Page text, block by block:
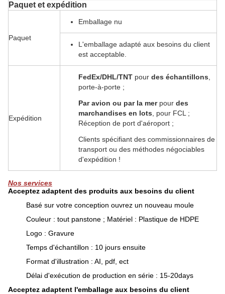
Paquet et expédition
Paquet
Emballage nu
L'emballage adapté aux besoins du client
est acceptable.
Expédition
FedEx/DHL/TNT pour des échantillons
porte-à-porte ;
Par avion ou par la merpour des
marchandises en lots , pour FCL ;
Réception de port d'aéroport ;
Clients spécifiant des commissionnaires de
transport ou des méthodes négociables
d'expédition !
Nos services
Acceptez adaptent des produits aux besoins du client
Basé sur votre conception ouvrez un nouveau moule
Couleur : tout panstone ; Matériel : Plastique de HDPE
Logo : Gravure
Temps d'échantillon : 10 jours ensuite
Format d'illustration : AI, pdf, ect
Délai d'exécution de production en série : 15-20days
Acceptez adaptent l'emballage aux besoins du client